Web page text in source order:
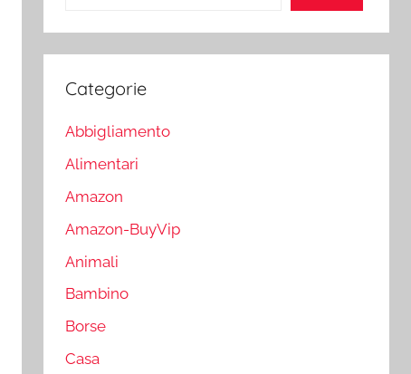
Categorie
Abbigliamento
Alimentari
Amazon
Amazon-BuyVip
Animali
Bambino
Borse
Casa